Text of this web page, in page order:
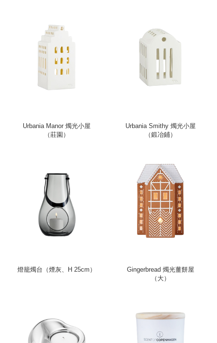
Urbania Manor 燭光小屋
（莊園）
Urbania Smithy 燭光小屋
（鍛冶鋪）
燈籠燭台（煙灰、H 25cm）
Gingerbread 燭光薑餅屋
（大）